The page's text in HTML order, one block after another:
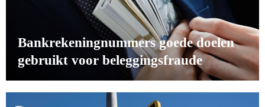
Bankrekeningnummers goede doelen
gebruikt voor beleggingsfraude